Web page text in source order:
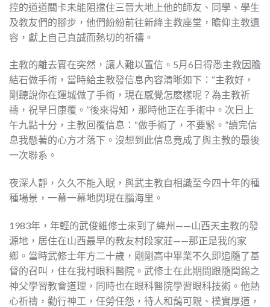
控的道道關卡未能阻擋住三晉大地上他的師友、同學、學生
及教友們的腳步，他們紛紛前往新絳主教座堂，瞻仰主教遺
容，獻上自己真誠而熱切的祈禱。
主教的離去實在突然，讓人難以置信。5月6日得悉主教因膽
結石做手術，當時給主教發信息內容清晰如下：“主教好，
剛聽說你在運城做了手術，現在感覺怎麽樣呢？為主教祈
禱，祝早日康覆。”後來得知，那時他正在手術中。次日上
午九點十分，主教回覆信息：“做手術了，不要緊。”讀完信
息我懸著的心方才落下。沒想到此信息竟成了與主教的最後
一次聯系。
夜深人靜，久久不能入眠，與武主教自相識至今四十年的種
種場景，一幕一幕地閃現在腦海里。
1983年，年輕的武俊維修士來到了絳州——山西天主教的發
源地，居住在山西最早的教友村段家莊——那正是我的家
鄉。當時武修士年方二十歲，剛剛高中畢業不久即追隨了基
督的召叫，住在我村眼科醫院。武修士在此期間跟隨閆錫之
神父學習教會道理，同時也在眼科醫院學習眼科技術。他熱
心祈禱，勤行神工，任勞任怨，待人和藹可親、樸實厚道，